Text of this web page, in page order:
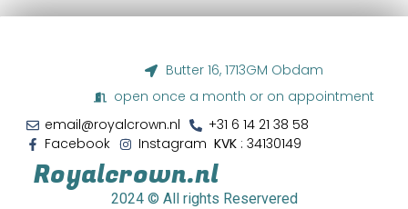
Butter 16, 1713GM Obdam
open once a month or on appointment
email@royalcrown.nl
+31 6 14 21 38 58‬
Facebook
Instagram KVK: 34130149
Royalcrown.nl
2024 © All rights Reservered